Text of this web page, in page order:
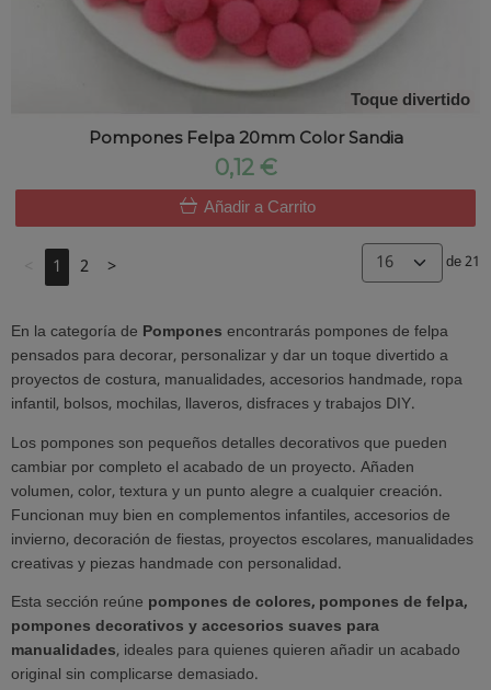
Toque divertido
Pompones Felpa 20mm Color Sandia
0,12 €
Añadir a Carrito
1 2 > de 21
En la categoría de Pompones encontrarás pompones de felpa
pensados para decorar, personalizar y dar un toque divertido a
proyectos de costura, manualidades, accesorios handmade, ropa
infantil, bolsos, mochilas, llaveros, disfraces y trabajos DIY.
Los pompones son pequeños detalles decorativos que pueden
cambiar por completo el acabado de un proyecto. Añaden
volumen, color, textura y un punto alegre a cualquier creación.
Funcionan muy bien en complementos infantiles, accesorios de
invierno, decoración de fiestas, proyectos escolares, manualidades
creativas y piezas handmade con personalidad.
Esta sección reúne pompones de colores, pompones de felpa,
pompones decorativos y accesorios suaves para
manualidades, ideales para quienes quieren añadir un acabado
original sin complicarse demasiado.